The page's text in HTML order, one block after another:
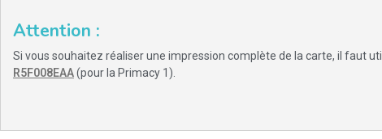
Attention :
Si vous souhaitez réaliser une impression complète de la carte, il faut
R5F008EAA(pour la Primacy 1).